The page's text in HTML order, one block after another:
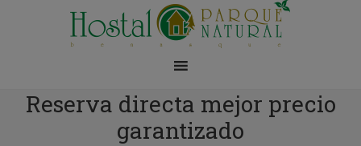
Reserva directa mejor precio
garantizado